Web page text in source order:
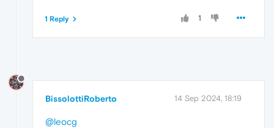
1
1 Reply
BissolottiRoberto 14 Sep 2024, 18:19
@leocg